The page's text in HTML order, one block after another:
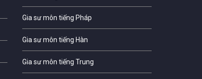
Gia sư môn tiếng Pháp
Gia sư môn tiếng Hàn
Gia sư môn tiếng Trung